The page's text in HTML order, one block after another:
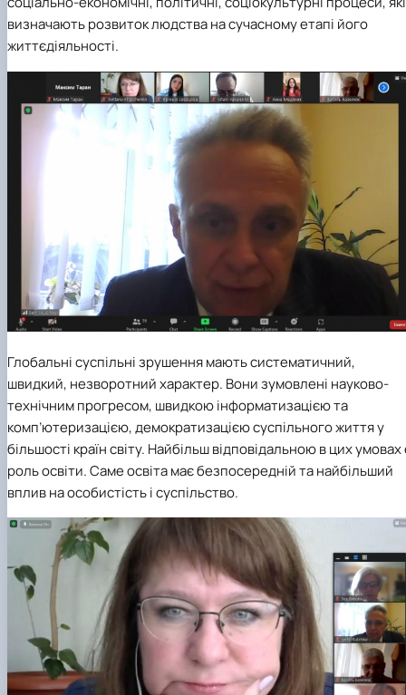
визначають розвиток людства на сучасному етапі його
життєдіяльності.
Глобальні суспільні зрушення мають систематичний,
швидкий, незворотний характер. Вони зумовлені науково-
технічним прогресом, швидкою інформатизацією та
комп’ютеризацією, демократизацією суспільного життя у
більшості країн світу. Найбільш відповідальною в цих умовах
роль освіти. Саме освіта має безпосередній та найбільший
вплив на особистість і суспільство.